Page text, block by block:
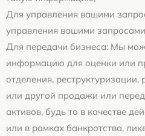
Для управления вашими
управления вашими
Для передачи бизнеса: Мы
информацию для оценки или
отделения,
или другой продажи или
активов, будь то в качестве
или в рамках банкротства,